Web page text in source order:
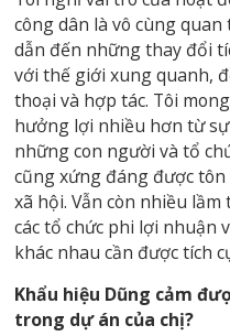
công dân là vô cùng
dẫn đến những thay đổi
với thế giới xung quanh,
thoại và hợp tác. Tôi
hưởng lợi nhiều hơn từ
những con người và tổ
cũng xứng đáng được
xã hội. Vẫn còn nhiều
các tổ chức phi lợi nhuận
khác nhau cần được tích
Khẩu hiệu Dũng cảm
trong dự án của chị?